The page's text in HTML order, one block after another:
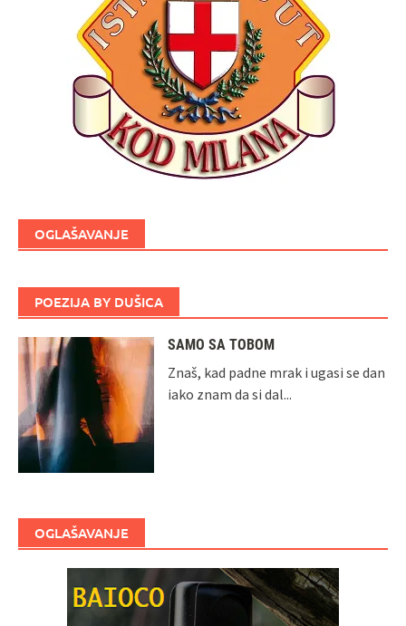
OGLAŠAVANJE
POEZIJA BY DUŠICA
SAMO SA TOBOM
Znaš, kad padne mrak i ugasi se dan
iako znam da si dal...
OGLAŠAVANJE